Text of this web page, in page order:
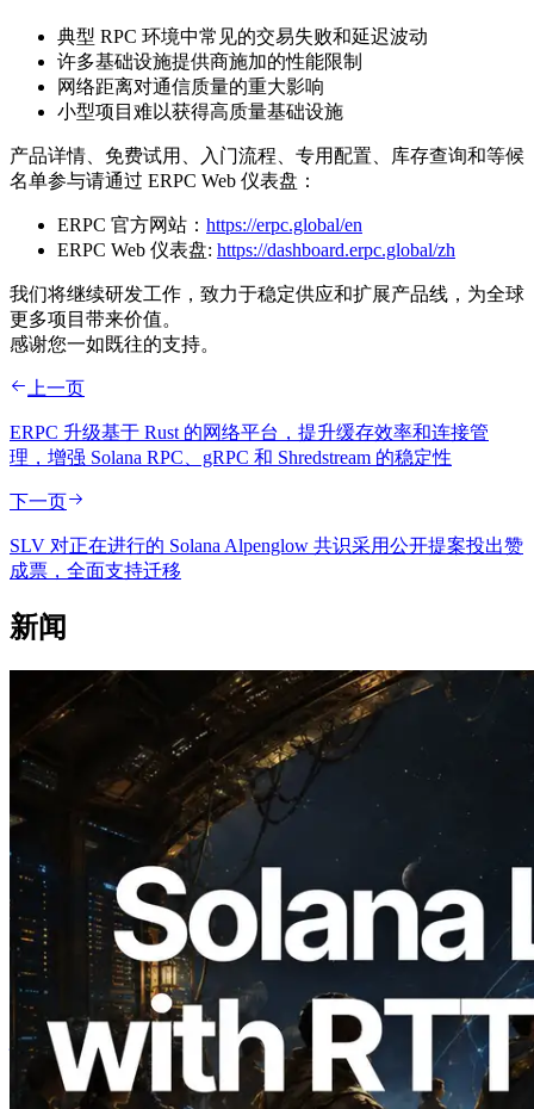
典型 RPC 环境中常见的交易失败和延迟波动
许多基础设施提供商施加的性能限制
网络距离对通信质量的重大影响
小型项目难以获得高质量基础设施
产品详情、免费试用、入门流程、专用配置、库存查询和等候
名单参与请通过 ERPC Web 仪表盘：
ERPC 官方网站： https://erpc.global/en
ERPC Web 仪表盘: https://dashboard.erpc.global/zh
我们将继续研发工作，致力于稳定供应和扩展产品线，为全球
更多项目带来价值。
感谢您一如既往的支持。
上一页
ERPC 升级基于 Rust 的网络平台，提升缓存效率和连接管
理，增强 Solana RPC、gRPC 和 Shredstream 的稳定性
下一页
SLV 对正在进行的 Solana Alpenglow 共识采用公开提案投出赞
成票，全面支持迁移
新闻
2026.08.05
ERPC 扩展 Solana Leader Slot API：新
增全球 7 个区域的 Ping 测量，Validators
Information API 同步上线